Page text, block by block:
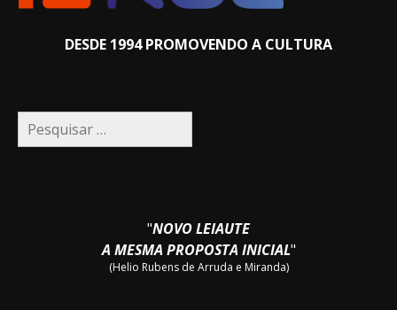
DESDE 1994 PROMOVENDO A CULTURA
Pesquisar
por:
"NOVO LEIAUTE
A MESMA PROPOSTA INICIAL"
(Helio Rubens de Arruda e Miranda)